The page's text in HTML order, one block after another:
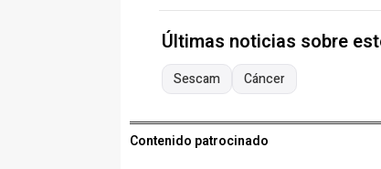
Últimas noticias sobre
Sescam Cáncer
Contenido patrocinado